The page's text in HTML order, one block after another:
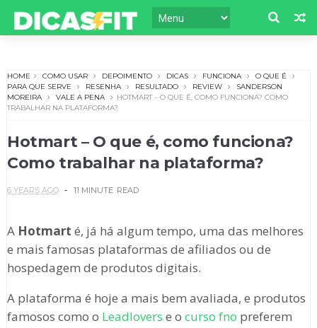
HOME COMO USAR DEPOIMENTO DICAS FUNCIONA
O QUE É
PARA QUE SERVE
RESENHA RESULTADO REVIEW
SANDERSON
MOREIRA
VALE A PENA
HOTMART – O QUE É, COMO FUNCIONA? COMO
TRABALHAR NA PLATAFORMA?
Hotmart – O que é, como funciona?
Como trabalhar na plataforma?
6 YEARS AGO 11 MINUTE READ
A Hotmart é, já há algum tempo, uma das melhores
e mais famosas plataformas de afiliados ou de
hospedagem de produtos digitais.
A plataforma é hoje a mais bem avaliada, e produtos
famosos como o Leadlovers e o curso fno preferem